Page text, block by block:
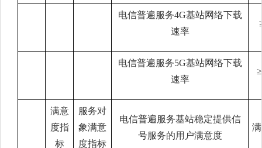
电信普遍服务4G基站网络下载
速率
电信普遍服务5G基站网络下载
速率
≥
满意
度指
标
服务对
象满意
度指标
电信普遍服务基站稳定提供信
号服务的用户满意度